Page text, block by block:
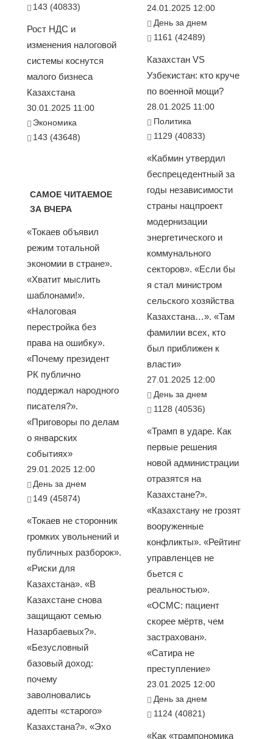
143 (40833)
Рост НДС и
изменения налоговой
системы коснутся
малого бизнеса
Казахстана
30.01.2025 11:00
Экономика
143 (43648)
САМОЕ ЧИТАЕМОЕ
ЗА ВЧЕРА
«Токаев объявил
режим тотальной
экономии в стране».
«Хватит мыслить
шаблонами!».
«Налоговая
перестройка без
права на ошибку».
«Почему президент
РК публично
поддержал народного
писателя?».
«Приговоры по делам
о январских
событиях»
29.01.2025 12:00
День за днем
149 (45874)
«Токаев не сторонник
громких увольнений и
публичных разборок».
«Риски для
Казахстана». «В
Казахстане снова
защищают семью
Назарбаевых?».
«Безусловный
базовый доход:
почему
заволновались
адепты «старого»
Казахстана?». «Эхо
24.01.2025 12:00
День за днем
1161 (42489)
Казахстан VS
Узбекистан: кто круче
по военной мощи?
28.01.2025 11:00
Политика
1129 (40833)
«Кабмин утвердил
беспрецедентный за
годы независимости
страны нацпроект
модернизации
энергетического и
коммунального
секторов». «Если бы
я стал министром
сельского хозяйства
Казахстана…». «Там
фамилии всех, кто
был приближен к
власти»
27.01.2025 12:00
День за днем
1128 (40536)
«Трамп в ударе. Как
первые решения
новой администрации
отразятся на
Казахстане?».
«Казахстану не грозят
вооруженные
конфликты». «Рейтинг
управленцев не
бьется с
реальностью».
«ОСМС: пациент
скорее мёртв, чем
застрахован».
«Сатира не
преступление»
23.01.2025 12:00
День за днем
1124 (40821)
«Как «трампономика